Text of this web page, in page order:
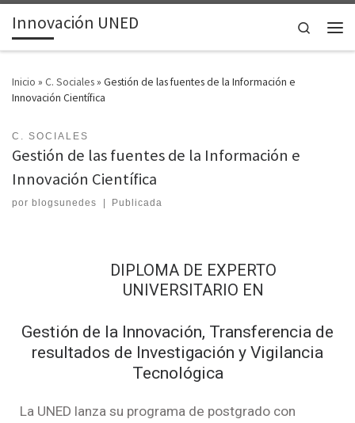
Saltar al contenido
Innovación UNED Search
Inicio » C. Sociales» Gestión de las fuentes de la Información e
Innovación Científica
C. SOCIALES
Gestión de las fuentes de la Información e
Innovación Científica
por blogsunedes Publicada
DIPLOMA DE EXPERTO
UNIVERSITARIO EN
Gestión de la Innovación, Transferencia de
resultados de Investigación y Vigilancia
Tecnológica
La UNED lanza su programa de postgrado con